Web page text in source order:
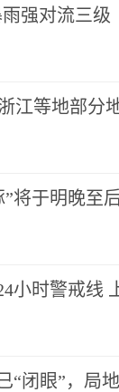
强对流三级
江等地部分
将于明晚至
小时警戒线
“闭眼”，局